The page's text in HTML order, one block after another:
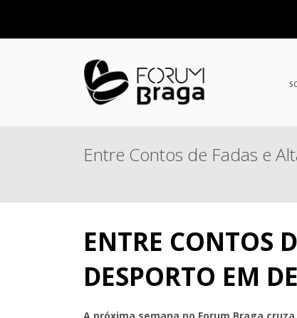
Entre Contos de Fadas e
ENTRE CONTOS
DESPORTO EM